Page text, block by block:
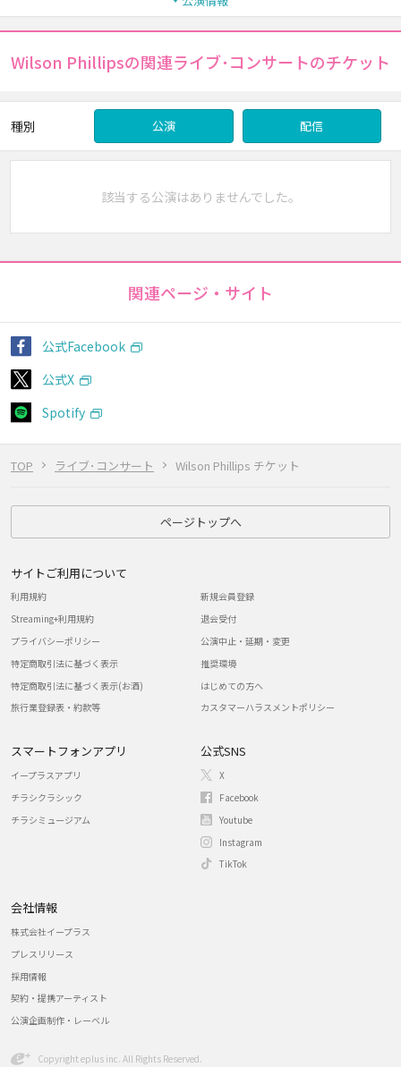
TOP ライブ･コンサート Wilson Phillips チケット
Wilson Phillipsの関連ライブ･コンサートのチケット
種別 公演 配信
該当する公演はありませんでした。
関連ページ・サイト
公式Facebook
公式X
Spotify
ページトップへ
サイトご利用について
利用規約
Streaming+利用規約
プライバシーポリシー
特定商取引法に基づく表示
特定商取引法に基づく表示(お酒)
旅行業登録表・約款等
新規会員登録
退会受付
公演中止・延期・変更
推奨環境
はじめての方へ
カスタマーハラスメントポリシー
スマートフォンアプリ
イープラスアプリ
チラシクラシック
チラシミュージアム
公式SNS
X
Facebook
Youtube
Instagram
TikTok
会社情報
株式会社イープラス
プレスリリース
採用情報
契約・提携アーティスト
公演企画制作・レーベル
Copyright eplus inc. All Rights Reserved.